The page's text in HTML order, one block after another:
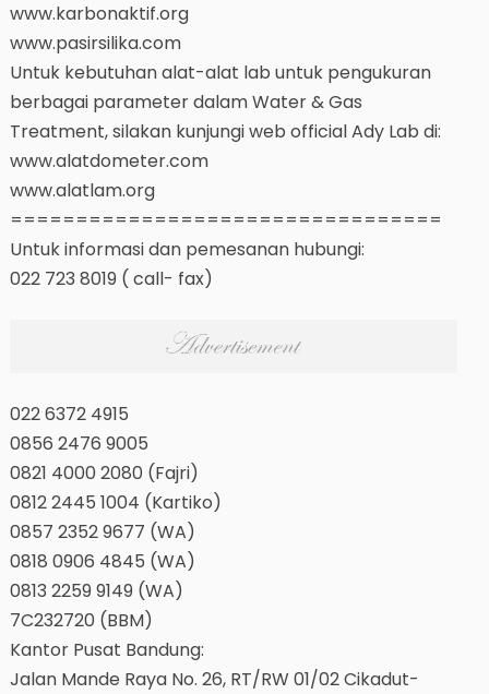
www.karbonaktif.org
www.pasirsilika.com
Untuk kebutuhan alat-alat lab untuk pengukuran
berbagai parameter dalam Water & Gas
Treatment, silakan kunjungi web official Ady Lab di:
www.alatdometer.com
www.alatlam.org
=================================
Untuk informasi dan pemesanan hubungi:
022 723 8019 ( call- fax)
022 6372 4915
0856 2476 9005
0821 4000 2080 (Fajri)
0812 2445 1004 (Kartiko)
0857 2352 9677 (WA)
0818 0906 4845 (WA)
0813 2259 9149 (WA)
7C232720 (BBM)
Kantor Pusat Bandung:
Jalan Mande Raya No. 26, RT/RW 01/02 Cikadut-